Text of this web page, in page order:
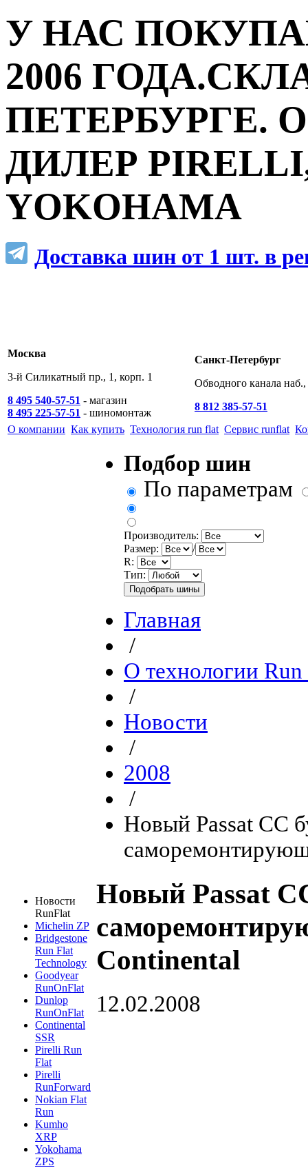
У НАС
2006
ПЕТЕРБУРГЕ.
ДИЛЕР
YOKOHAMA
Доставка шин от 1 шт. в
Москва
3-й Силикатный пр., 1, корп. 1
8 495 540-57-51 - магазин
8 495 225-57-51 - шиномонтаж
Санкт-Петербург
Обводного канала
8 812 385-57-51
О компании Как купить Технология run flat Сервис runflat
Новости
RunFlat
Michelin ZP
Bridgestone
Run Flat
Technology
Goodyear
RunOnFlat
Dunlop
RunOnFlat
Continental
SSR
Pirelli Run
Flat
Pirelli
RunForward
Nokian Flat
Run
Kumho
XRP
Yokohama
ZPS
Подбор шин
По параметрам
Производитель:
Размер:
/
R:
Тип:
Главная
/
О технологии Run
/
Новости
/
2008
/
Новый Passat CC
Новый Passat
Continental
12.02.2008